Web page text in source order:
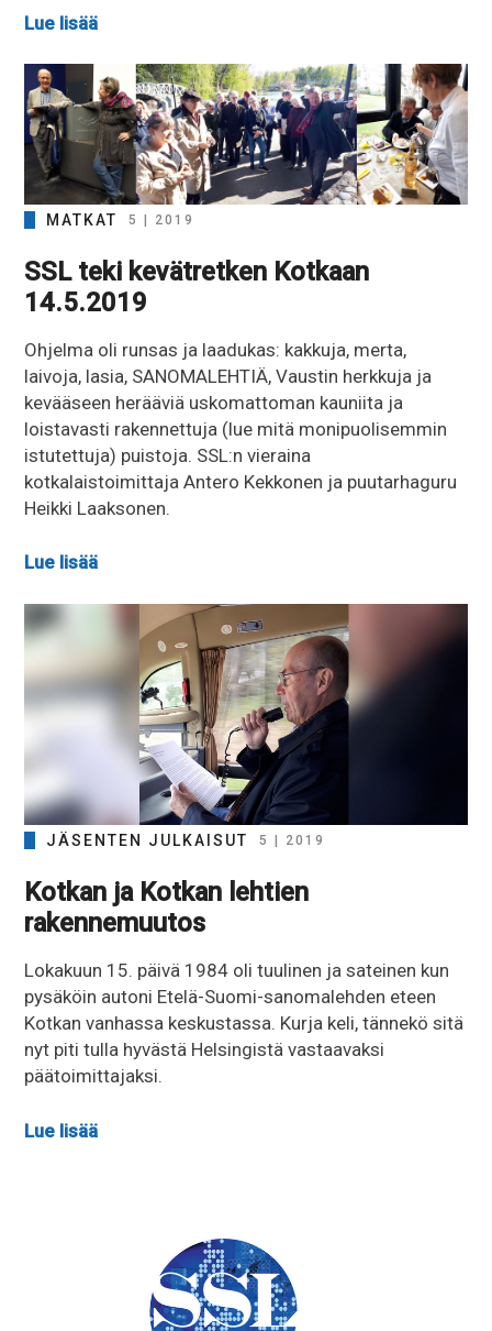
Lue lisää
MATKAT 5 | 2019
SSL teki kevätretken Kotkaan
14.5.2019
Ohjelma oli runsas ja laadukas: kakkuja, merta,
laivoja, lasia, SANOMALEHTIÄ, Vaustin herkkuja ja
kevääseen herääviä uskomattoman kauniita ja
loistavasti rakennettuja (lue mitä monipuolisemmin
istutettuja) puistoja. SSL:n vieraina
kotkalaistoimittaja Antero Kekkonen ja puutarhaguru
Heikki Laaksonen.
Lue lisää
JÄSENTEN JULKAISUT 5 | 2019
Kotkan ja Kotkan lehtien
rakennemuutos
Lokakuun 15. päivä 1984 oli tuulinen ja sateinen kun
pysäköin autoni Etelä-Suomi-sanomalehden eteen
Kotkan vanhassa keskustassa. Kurja keli, tännekö sitä
nyt piti tulla hyvästä Helsingistä vastaavaksi
päätoimittajaksi.
Lue lisää